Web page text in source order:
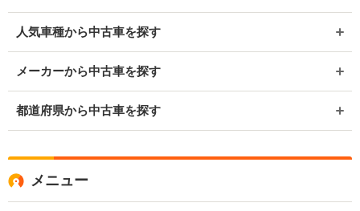
人気車種から中古車を探す
メーカーから中古車を探す
都道府県から中古車を探す
メニュー